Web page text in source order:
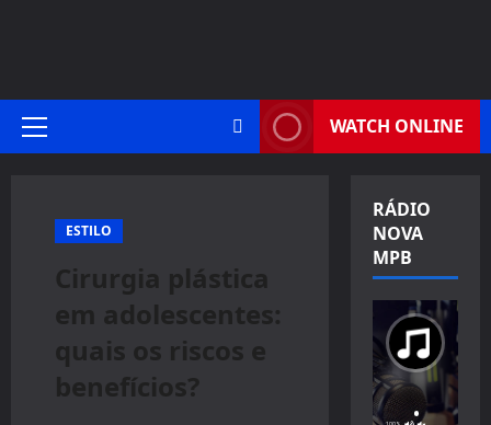
Primary
WATCH ONLINE
ESTILO
Cirurgia plástica
em adolescentes:
quais os riscos e
benefícios?
RÁDIO
NOVA
MPB